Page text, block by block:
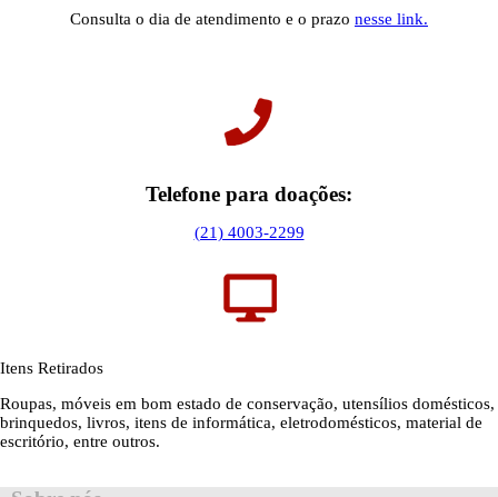
Consulta o dia de atendimento e o prazo nesse link.
Telefone para doações:
(21) 4003-2299
Itens Retirados
Roupas, móveis em bom estado de conservação, utensílios domésticos,
brinquedos, livros, itens de informática, eletrodomésticos, material de
escritório, entre outros.